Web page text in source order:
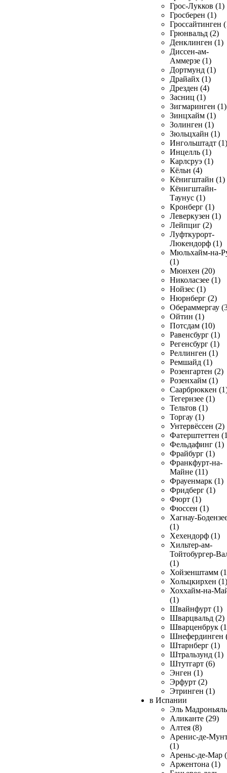
Грос-Лукков (1)
Гросберен (1)
Гроссайтинген
Грюнвальд (2)
Денклинген (1)
Диссен-ам-
Аммерзе (1)
Дортмунд (1)
Драйайх (1)
Дрезден (4)
Засниц (1)
Зигмаринген (1)
Зинцхайм (1)
Золинген (1)
Зюльцхайн (1)
Ингольштадт (1)
Инцелль (1)
Карлсруэ (1)
Кёльн (4)
Кёнигштайн (1)
Кёнигштайн-
Таунус (1)
Кронберг (1)
Леверкузен (1)
Лейпциг (2)
Луфткурорт-
Люкендорф (1)
Мюльхайм-на-
(1)
Мюнхен (20)
Николасзее (1)
Нойзес (1)
Нюрнберг (2)
Обераммергау
Ойтин (1)
Потсдам (10)
Равенсбург (1)
Регенсбург (1)
Реллинген (1)
Ремшайд (1)
Розенгартен (2)
Розенхайм (1)
Саарбрюккен
Тегернзее (1)
Тельтов (1)
Торгау (1)
Унтервёссен (2)
Фатерштеттен
Фельдафинг (1)
Фрайбург (1)
Франкфурт-на-
Майне (11)
Фрауенмарк (1)
Фридберг (1)
Фюрт (1)
Фюссен (1)
Хагнау-
(1)
Хехендорф (1)
Хильтер-ам-
Тойтобургер-
(1)
Хойзенштамм
Хольцкирхен (1)
Хоххайм-на-
(1)
Швайнфурт (1)
Шварцвальд (2)
Шварценбрук
Шнефердинген
Штарнберг (1)
Штральзунд (1)
Штутгарт (6)
Энген (1)
Эрфурт (2)
Этринген (1)
в Испании
Эль
Аликанте (29)
Алтея (8)
Аренис-де-
(1)
Ареньс-де-Мар
Аржентона (1)